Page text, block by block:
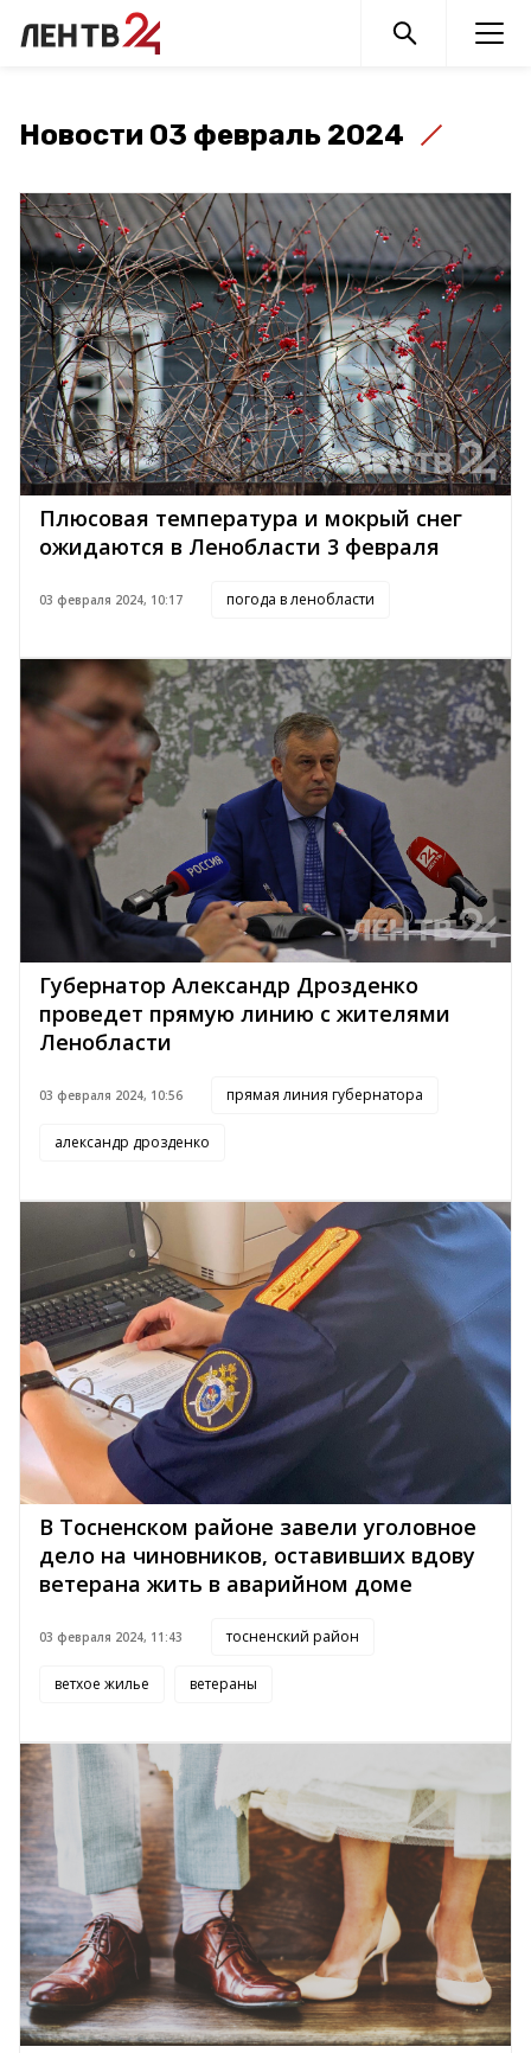
Новости 03 февраль 2024
Плюсовая температура и мокрый снег
ожидаются в Ленобласти 3 февраля
03 февраля 2024, 10:17 погода в ленобласти
Губернатор Александр Дрозденко
проведет прямую линию с жителями
Ленобласти
03 февраля 2024, 10:56 прямая линия губернатора
александр дрозденко
В Тосненском районе завели уголовное
дело на чиновников, оставивших вдову
ветерана жить в аварийном доме
03 февраля 2024, 11:43 тосненский район
ветхое жилье ветераны